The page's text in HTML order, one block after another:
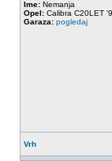
Ime: Nemanja
Opel: Calibra C20LET
Garaza: pogledaj
Vrh